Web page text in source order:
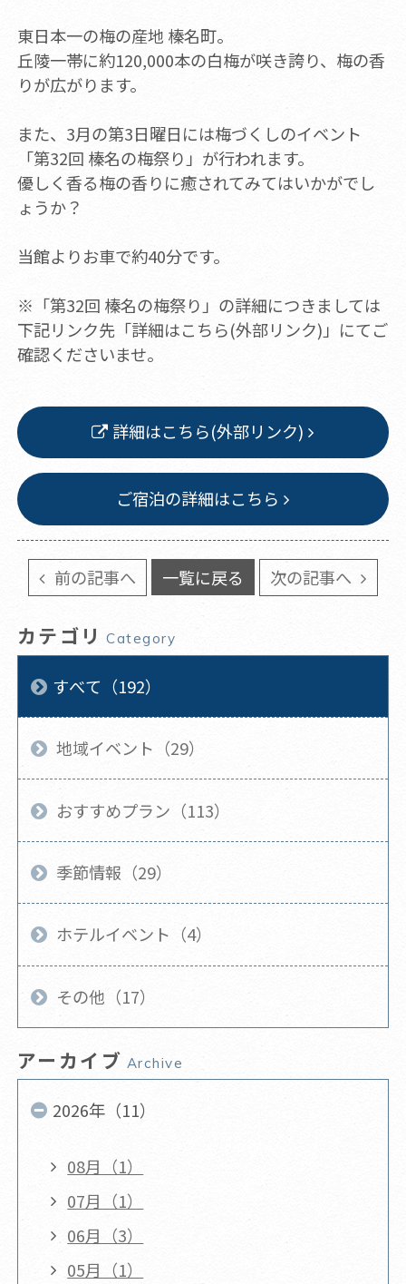
東日本一の梅の産地 榛名町。
丘陵一帯に約120,000本の白梅が咲き誇り、梅の香
りが広がります。
また、3月の第3日曜日には梅づくしのイベント
「第32回 榛名の梅祭り」が行われます。
優しく香る梅の香りに癒されてみてはいかがでし
ょうか？
当館よりお車で約40分です。
※「第32回 榛名の梅祭り」の詳細につきましては
下記リンク先「詳細はこちら(外部リンク)」にてご
確認くださいませ。
詳細はこちら(外部リンク)
ご宿泊の詳細はこちら
前の記事へ 一覧に戻る 次の記事へ
カテゴリ Category
すべて（192）
地域イベント（29）
おすすめプラン（113）
季節情報（29）
ホテルイベント（4）
その他（17）
アーカイブ Archive
2026年（11）
08月（1）
07月（1）
06月（3）
05月（1）